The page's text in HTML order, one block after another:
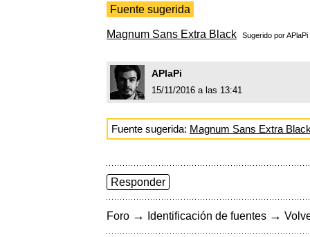
Fuente sugerida
Magnum Sans Extra Black Sugerido porAPlaPi
APlaPi
15/11/2016 a las 13:41
Fuente sugerida: Magnum Sans Extra
Responder
Foro → Identificación de fuentes →